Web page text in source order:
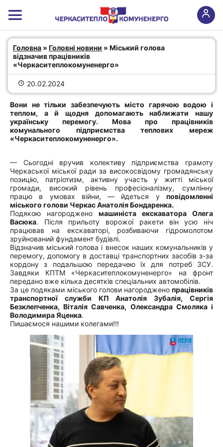
Міський голова відзначив
працівників
«Черкаситеплокомуненерго»
Головна » Головні новини » Міський голова
відзначив працівників
«Черкаситеплокомуненерго»
20.02.2024
Вони не тільки забезпечують місто гарячою водою і
теплом, а й щодня допомагають наближати нашу
українську перемогу. Мова про працівників
комунального підприємства теплових мереж
«Черкаситеплокомуненерго».
— Сьогодні вручив колективу підприємства грамоту
Черкаської міської ради за високосвідому громадянську
позицію, патріотизм, активну участь у житті міської
громади, високий рівень професіоналізму, сумлінну
працю в умовах війни, — йдеться у повідомленні
міського голови Черкас Анатолія Бондаренка.
Подякою нагороджено машиніста екскаватора Олега
Васюка. Після прильоту ворожої ракети він усю ніч
працював на екскаваторі, розбиваючи гідромолотом
зруйнований фундамент будівлі.
Відзначив міський голова і внесок наших комунальників у
перемогу, допомогу в доставці транспортних засобів з-за
кордону з подальшою передачею їх для потреб ЗСУ.
Завдяки КПТМ «Черкаситеплокомуненерго» на фронт
передано вже кілька десятків спеціальних автомобілів.
За це подяками міського голови нагороджено працівників
транспортної служби КП Анатолія Зубалія, Сергія
Безклепченка, Віталія Савченка, Олександра Смоляка і
Володимира Яценка.
Пишаємося нашими колегами!!!